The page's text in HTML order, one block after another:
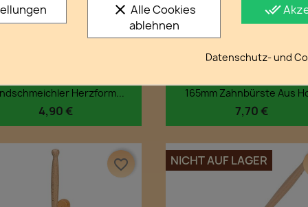
VorschauHerzform...
4,90 €
Vorschau
165mm Zahnbürste Aus
7,70 €
favorite_border NICHT AUF LAGER
done_all
clear Alle Cookies
ablehnen
Datenschutz- und